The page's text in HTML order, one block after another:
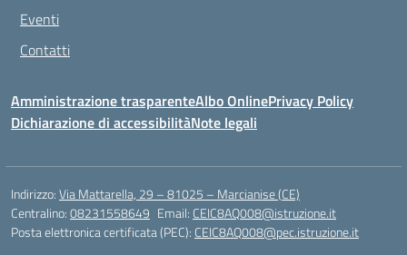
Eventi
Contatti
Amministrazione trasparenteAlbo OnlinePrivacy Policy
Dichiarazione di accessibilitàNote legali
Indirizzo:Via Mattarella, 29 – 81025 – Marcianise (CE)
Centralino:08231558649 Email: CEIC8AQ008@istruzione.it
Posta elettronica certificata (PEC): CEIC8AQ008@pec.istruzione.it